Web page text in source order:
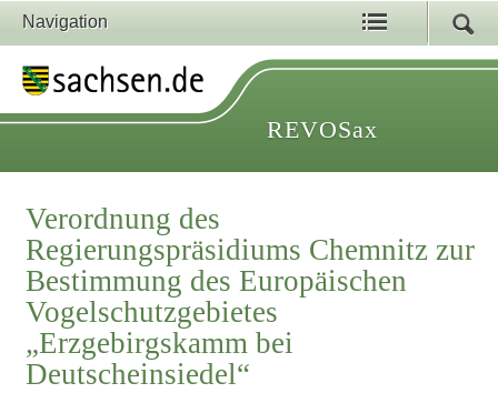
Navigation
REVOSax
Verordnung des
Regierungspräsidiums Chemnitz zur
Bestimmung des Europäischen
Vogelschutzgebietes
„Erzgebirgskamm bei
Deutscheinsiedel“